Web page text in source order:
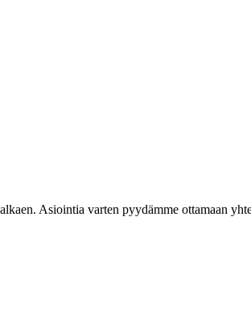
Asiointia varten pyydämme ottamaan